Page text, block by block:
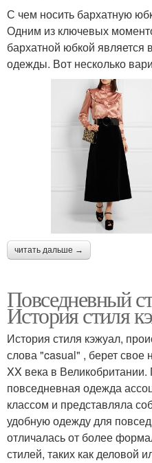
С чем носить бархатную
Одним из ключевых
бархатной юбкой
одежды. Вот несколько
читать дальше →
Повседневный
История стиля
История стиля кэжуал,
слова "casual" , берет свое
XX века в
повседневная одежда
классом и представляла
удобную одежду для
отличалась от более
стилей, таких как деловой